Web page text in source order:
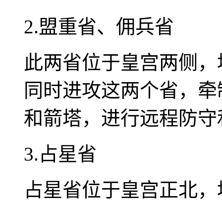
2.盟重省、佣兵省
此两省位于皇宫两侧
同时进攻这两个省，
和箭塔，进行远程防
3.占星省
占星省位于皇宫正北